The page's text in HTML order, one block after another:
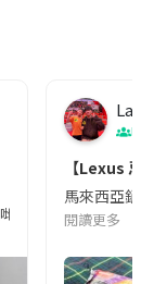
都會有好心情🥰
吹
【Lexus 忌
馬來西亞銷
閱讀更多